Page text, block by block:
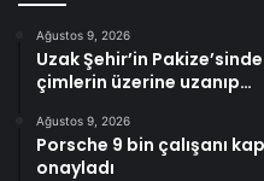
Ağustos 9, 2026
Uzak Şehir’in
çimlerin üzerine uzanıp…
Ağustos 9, 2026
Porsche 9 bin çalışanı
onayladı